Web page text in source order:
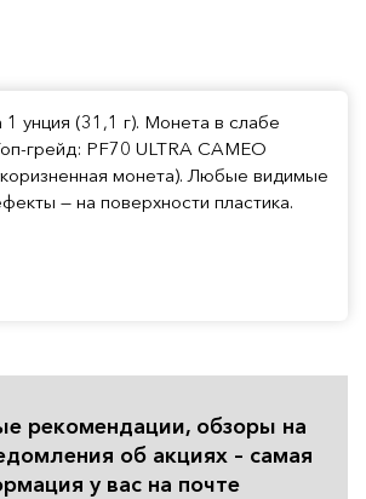
унция (31,1 г). Монета в слабе
грейд: PF70 ULTRA CAMEO
монета). Любые видимые
— на поверхности пластика.
рекомендации, обзоры на
об акциях – самая
у вас на почте